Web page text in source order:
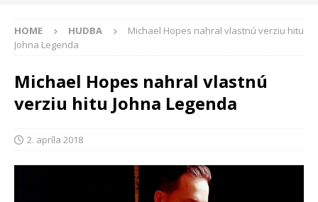
HOME HUDBA
Michael Hopes nahral vlastnú verziu hitu
Johna Legenda
Michael Hopes nahral vlastnú
verziu hitu Johna Legenda
2. apríla 2018